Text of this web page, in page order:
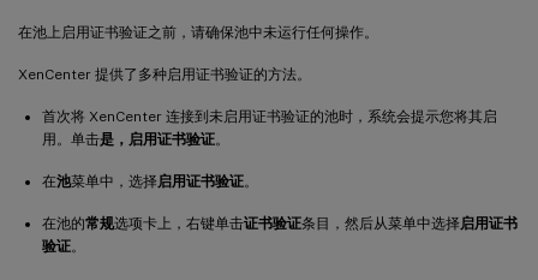
在池上启用证书验证之前，请确保池中未运行任何操作。
XenCenter 提供了多种启用证书验证的方法。
首次将 XenCenter 连接到未启用证书验证的池时，系统会提示您将其启
用。单击是，启用证书验证。
在池菜单中，选择启用证书验证。
在池的常规选项卡上，右键单击证书验证条目，然后从菜单中选择启用证书
验证。